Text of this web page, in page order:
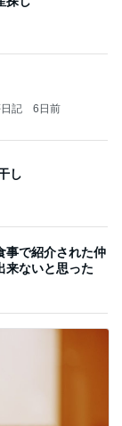
記 6日前
し
事で紹介された仲
来ないと思った